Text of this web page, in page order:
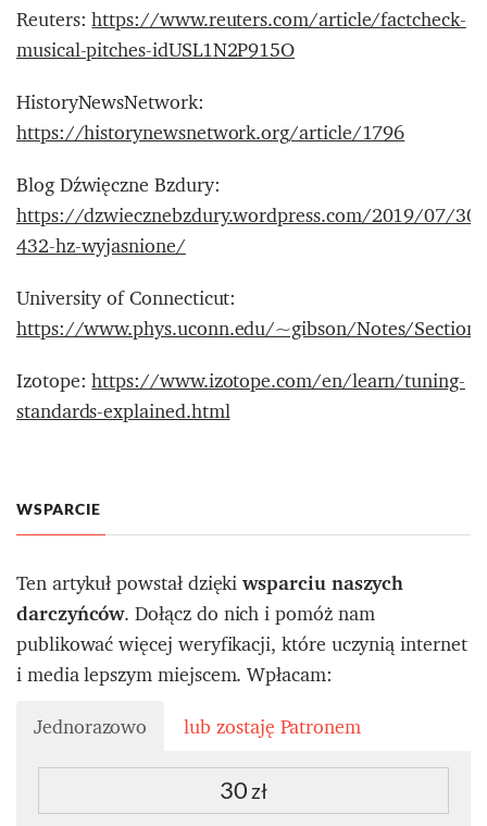
Reuters:https://www.reuters.com/article/factcheck-
musical-pitches-idUSL1N2P915O
HistoryNewsNetwork:
https://historynewsnetwork.org/article/1796
Blog Dźwięczne Bzdury:
https://dzwiecznebzdury.wordpress.com/2019/07/
432-hz-wyjasnione/
University of Connecticut:
https://www.phys.uconn.edu/~gibson/Notes/
Izotope:https://www.izotope.com/en/learn/tuning-
standards-explained.html
WSPARCIE
Ten artykuł powstał dziękiwsparciu naszych
darczyńców. Dołącz do nich i pomóż nam
publikować więcej weryfikacji, które uczynią internet
i media lepszym miejscem. Wpłacam:
Jednorazowo
lub zostaję Patronem
30 zł